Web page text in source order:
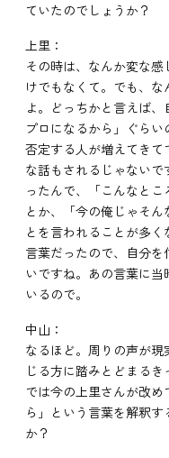
ていたのでしょうか？
上里：
その時は、なんか変な
けでもなくて。でも、
よ。どっちかと言えば
プロになるから」ぐら
否定する人が増えてき
な話もされるじゃない
ったんで、「こんなとこ
とか、「今の俺じゃそ
とを言われることが多
言葉だったので、自分
いですね。あの言葉に
いるので。
中山：
なるほど。周りの声が
じる方に踏みとどまるき
では今の上里さんが改
ら」という言葉を解釈
か？